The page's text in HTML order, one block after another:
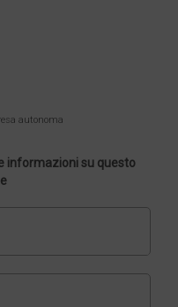
autonoma
informazioni su questo